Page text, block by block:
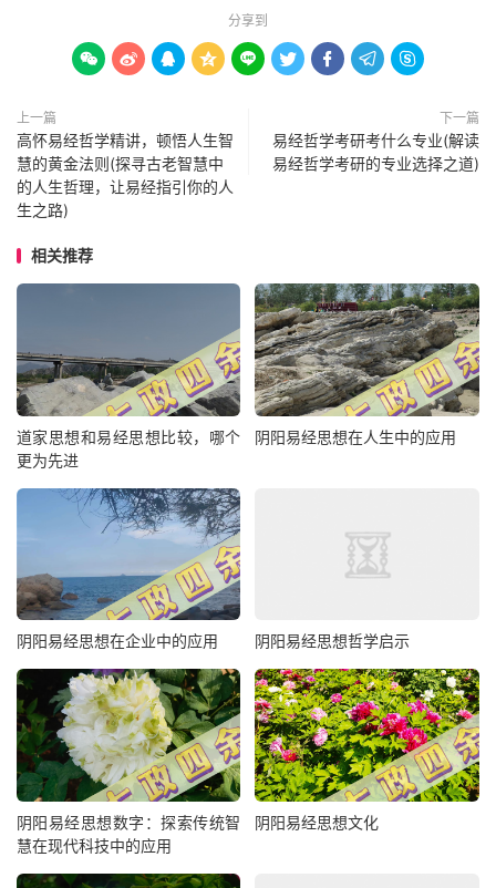
分享到
        
上一篇
高怀易经哲学精讲，顿悟人生智
慧的黄金法则(探寻古老智慧中
的人生哲理，让易经指引你的人
生之路)
下一篇
易经哲学考研考什么专业(解读
易经哲学考研的专业选择之道)
相关推荐
道家思想和易经思想比较，哪个
更为先进
阴阳易经思想在人生中的应用
阴阳易经思想在企业中的应用 阴阳易经思想哲学启示
阴阳易经思想数字：探索传统智
慧在现代科技中的应用
阴阳易经思想文化